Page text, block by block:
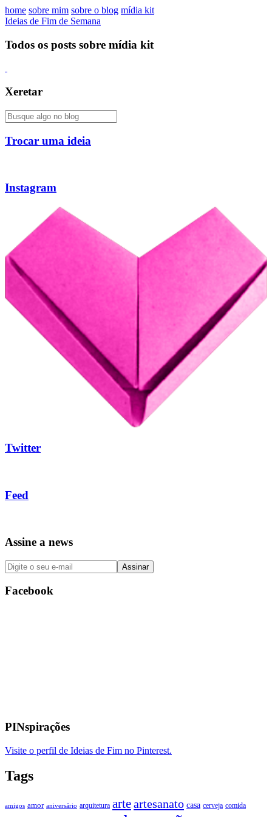
home sobre mim sobre o blog mídia kit
Ideias de Fim de Semana
Todos os posts sobre mídia kit
Xeretar
Trocar uma ideia
Instagram
Twitter
Feed
Assine a news
Facebook
PINspirações
Visite o perfil de Ideias de Fim no Pinterest.
Tags
amigos amor aniversário arquitetura arteartesanato casa cerveja comida